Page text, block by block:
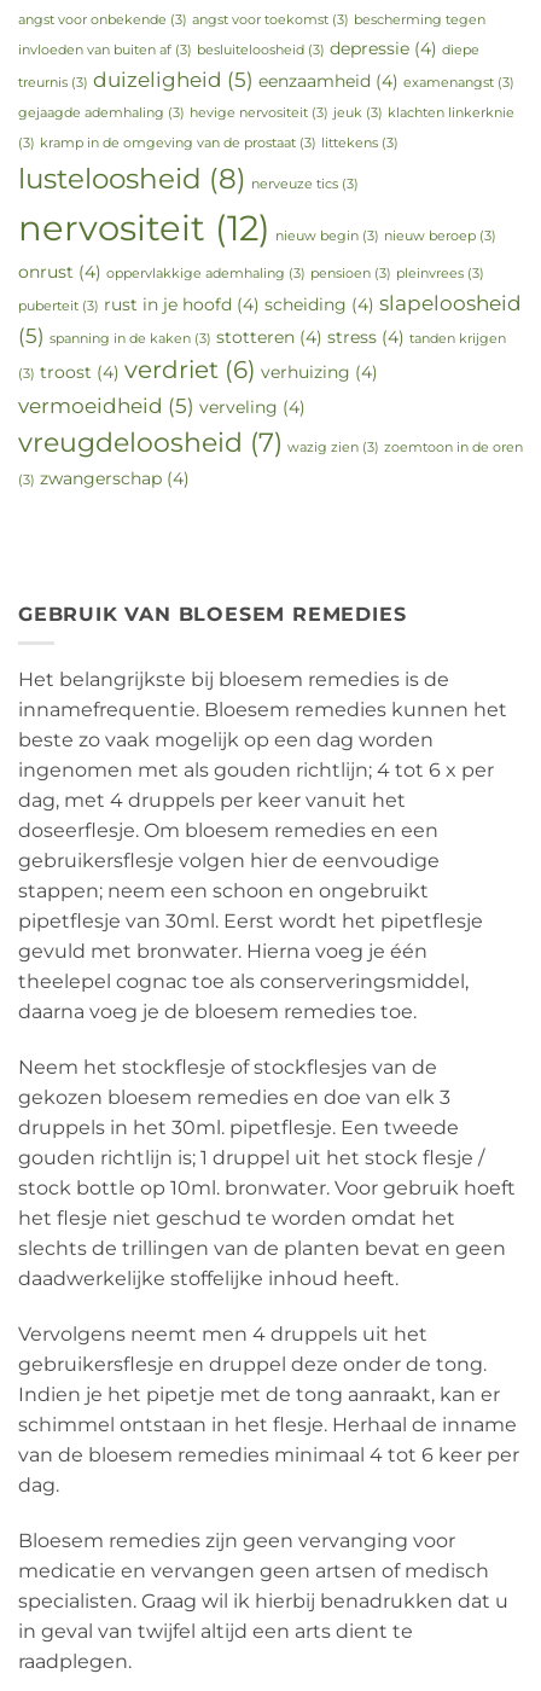
angst voor onbekende (3) angst voor toekomst (3) bescherming tegen
invloeden van buiten af (3) besluiteloosheid (3) depressie (4) diepe
treurnis (3) duizeligheid (5) eenzaamheid (4) examenangst (3)
gejaagde ademhaling (3) hevige nervositeit (3) jeuk (3) klachten linkerknie
(3) kramp in de omgeving van de prostaat (3) littekens (3)
lusteloosheid (8) nerveuze tics (3)
nervositeit (12) nieuw begin (3) nieuw beroep (3)
onrust (4) oppervlakkige ademhaling (3) pensioen (3) pleinvrees (3)
puberteit (3) rust in je hoofd (4) scheiding (4) slapeloosheid
(5) spanning in de kaken (3) stotteren (4) stress (4) tanden krijgen
(3) troost (4) verdriet (6) verhuizing (4)
vermoeidheid (5) verveling (4)
vreugdeloosheid (7) wazig zien (3) zoemtoon in de oren
(3) zwangerschap (4)
GEBRUIK VAN BLOESEM REMEDIES
Het belangrijkste bij bloesem remedies is de
innamefrequentie. Bloesem remedies kunnen het
beste zo vaak mogelijk op een dag worden
ingenomen met als gouden richtlijn; 4 tot 6 x per
dag, met 4 druppels per keer vanuit het
doseerflesje. Om bloesem remedies en een
gebruikersflesje volgen hier de eenvoudige
stappen; neem een schoon en ongebruikt
pipetflesje van 30ml. Eerst wordt het pipetflesje
gevuld met bronwater. Hierna voeg je één
theelepel cognac toe als conserveringsmiddel,
daarna voeg je de bloesem remedies toe.
Neem het stockflesje of stockflesjes van de
gekozen bloesem remedies en doe van elk 3
druppels in het 30ml. pipetflesje. Een tweede
gouden richtlijn is; 1 druppel uit het stock flesje /
stock bottle op 10ml. bronwater. Voor gebruik hoeft
het flesje niet geschud te worden omdat het
slechts de trillingen van de planten bevat en geen
daadwerkelijke stoffelijke inhoud heeft.
Vervolgens neemt men 4 druppels uit het
gebruikersflesje en druppel deze onder de tong.
Indien je het pipetje met de tong aanraakt, kan er
schimmel ontstaan in het flesje. Herhaal de inname
van de bloesem remedies minimaal 4 tot 6 keer per
dag.
Bloesem remedies zijn geen vervanging voor
medicatie en vervangen geen artsen of medisch
specialisten. Graag wil ik hierbij benadrukken dat u
in geval van twijfel altijd een arts dient te
raadplegen.